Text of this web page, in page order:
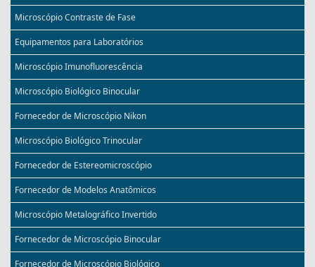
Microscópio Contraste de Fase
Equipamentos para Laboratórios
Microscópio Imunofluorescência
Microscópio Biológico Binocular
Fornecedor de Microscópio Nikon
Microscópio Biológico Trinocular
Fornecedor de Estereomicroscópio
Fornecedor de Modelos Anatômicos
Microscópio Metalográfico Invertido
Fornecedor de Microscópio Binocular
Fornecedor de Microscópio Biológico